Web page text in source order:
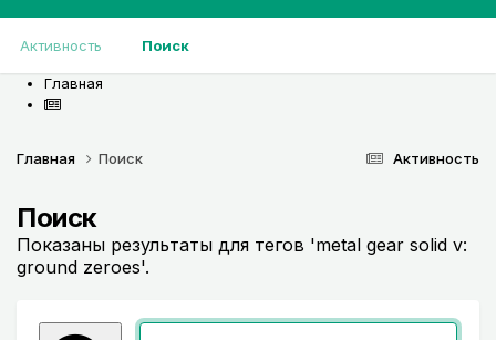
Активность Поиск
Главная
Активность
Главная Поиск
Поиск
Показаны результаты для тегов 'metal gear solid v:
ground zeroes'.